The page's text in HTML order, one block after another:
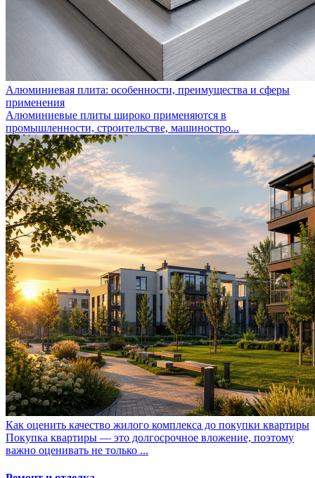
Алюминиевая плита: особенности, преимущества и сферы
применения
Алюминиевые плиты широко применяются в
промышленности, строительстве, машиностро...
Как оценить качество жилого комплекса до покупки квартиры
Покупка квартиры — это долгосрочное вложение, поэтому
важно оценивать не только ...